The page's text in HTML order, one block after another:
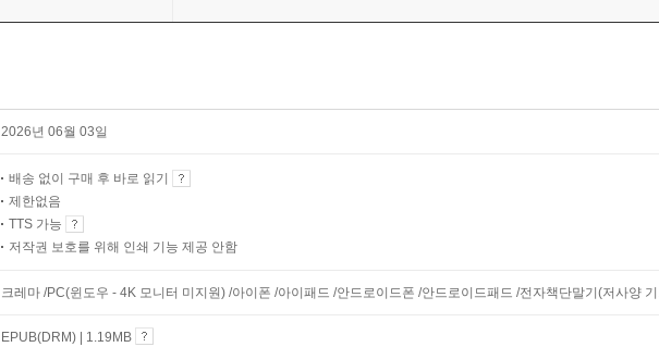
2026년 06월 03일
배송 없이 구매 후 바로 읽기
제한없음
TTS 가능
저작권 보호를 위해 인쇄 기능 제공 안함
크레마 /PC(윈도우 - 4K 모니터 미지원) /아이폰 /아이패드 /안드로이드폰 /안드로이드패드 /전자책단말기(저사양
EPUB(DRM) | 1.19MB